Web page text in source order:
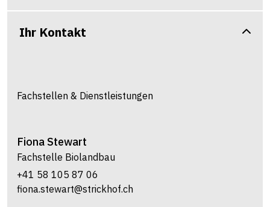
Ihr Kontakt
Fachstellen & Dienstleistungen
Fiona Stewart
Fachstelle Biolandbau
+41 58 105 87 06
fiona.stewart@strickhof.ch